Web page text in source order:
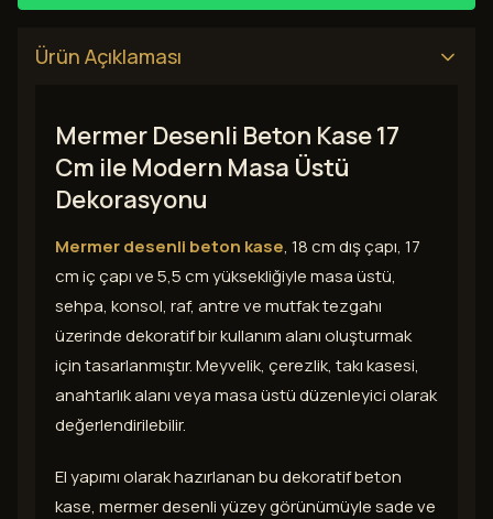
Ürün Açıklaması
Mermer Desenli Beton Kase 17
Cm ile Modern Masa Üstü
Dekorasyonu
Mermer desenli beton kase, 18 cm dış çapı, 17
cm iç çapı ve 5,5 cm yüksekliğiyle masa üstü,
sehpa, konsol, raf, antre ve mutfak tezgahı
üzerinde dekoratif bir kullanım alanı oluşturmak
için tasarlanmıştır. Meyvelik, çerezlik, takı kasesi,
anahtarlık alanı veya masa üstü düzenleyici olarak
değerlendirilebilir.
El yapımı olarak hazırlanan bu dekoratif beton
kase, mermer desenli yüzey görünümüyle sade ve